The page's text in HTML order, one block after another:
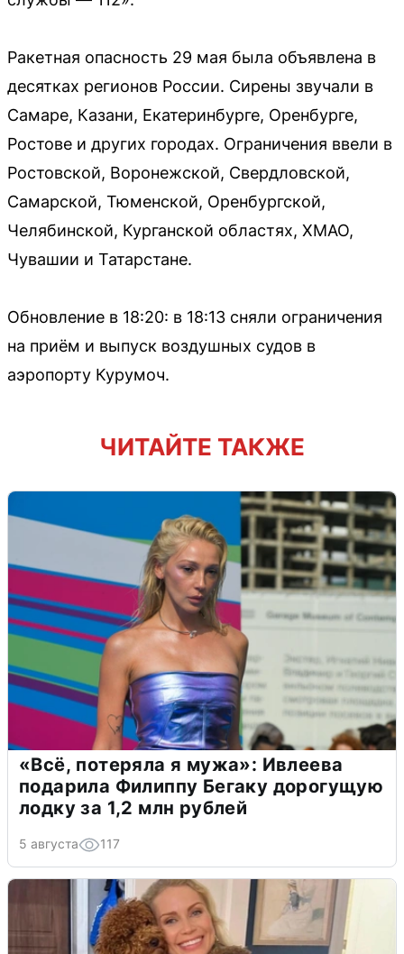
Ракетная опасность 29 мая была объявлена в
десятках регионов России. Сирены звучали в
Самаре, Казани, Екатеринбурге, Оренбурге,
Ростове и других городах. Ограничения ввели в
Ростовской, Воронежской, Свердловской,
Самарской, Тюменской, Оренбургской,
Челябинской, Курганской областях, ХМАО,
Чувашии и Татарстане.
Обновление в 18:20: в 18:13 сняли ограничения
на приём и выпуск воздушных судов в
аэропорту Курумоч.
ЧИТАЙТЕ ТАКЖЕ
«Всё, потеряла я мужа»: Ивлеева
подарила Филиппу Бегаку дорогущую
лодку за 1,2 млн рублей
5 августа 117